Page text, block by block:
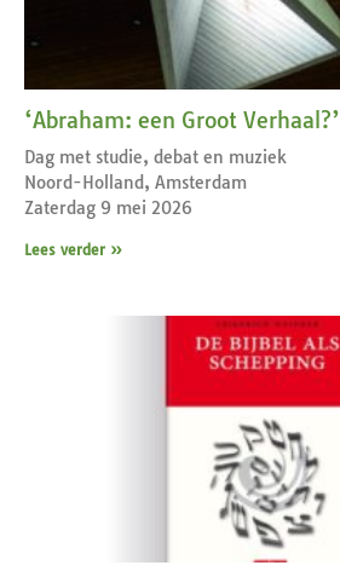
‘Abraham: een Groot Verhaal?’
Dag met studie, debat en muziek
Noord-Holland, Amsterdam
Zaterdag 9 mei 2026
Lees verder »